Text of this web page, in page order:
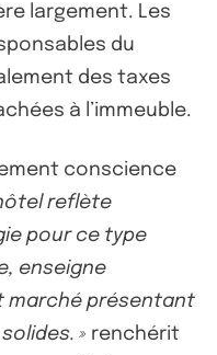
largement. Les
du
des taxes
à l’immeuble.
conscience
reflète
pour ce type
enseigne
présentant
» renchérit